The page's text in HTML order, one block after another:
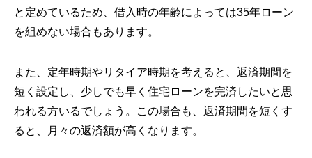
と定めているため、借入時の年齢によっては35年ローン
を組めない場合もあります。
また、定年時期やリタイア時期を考えると、返済期間を
短く設定し、少しでも早く住宅ローンを完済したいと思
われる方いるでしょう。この場合も、返済期間を短くす
ると、月々の返済額が高くなります。